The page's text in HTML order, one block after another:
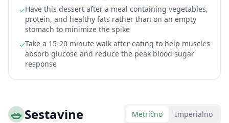
✓Have this dessert after a meal containing vegetables,
protein, and healthy fats rather than on an empty
stomach to minimize the spike
✓Take a 15-20 minute walk after eating to help muscles
absorb glucose and reduce the peak blood sugar
response
🥗Sestavine Metrično Imperialno